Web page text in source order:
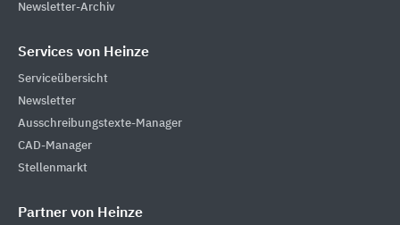
Newsletter-Archiv
Services von Heinze
Serviceübersicht
Newsletter
Ausschreibungstexte-Manager
CAD-Manager
Stellenmarkt
Partner von Heinze